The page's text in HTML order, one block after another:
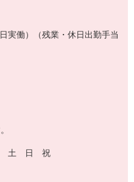
がスムーズです。
実働）（残業・休日出勤手当
土 日 祝